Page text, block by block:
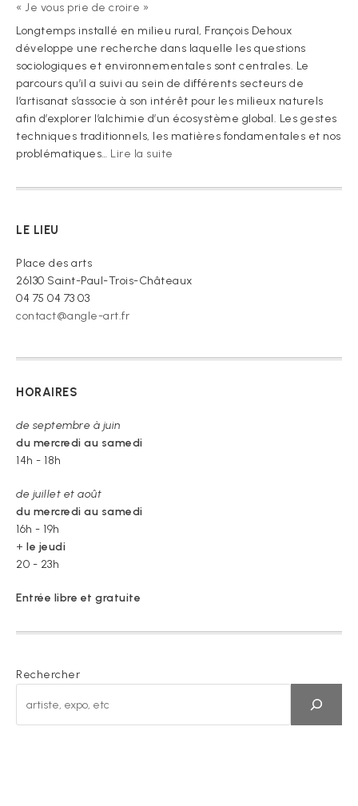
« Je vous prie de croire »
Longtemps installé en milieu rural, François Dehoux
développe une recherche dans laquelle les questions
sociologiques et environnementales sont centrales. Le
parcours qu’il a suivi au sein de différents secteurs de
l’artisanat s’associe à son intérêt pour les milieux naturels
afin d’explorer l’alchimie d’un écosystème global. Les gestes
techniques traditionnels, les matières fondamentales et nos
problématiques… Lire la suite
vous
LE LIEU
Place des arts
26130 Saint-Paul-Trois-Châteaux
04 75 04 73 03
contact@angle-art.fr
HORAIRES
de septembre à juin
du mercredi au samedi
14h - 18h
de juillet et août
du mercredi au samedi
16h - 19h
+ le jeudi
20 - 23h
Entrée libre et gratuite
Rechercher